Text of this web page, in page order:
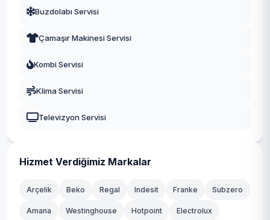
Kağıthane
Kartal
Küçükçekmece
Buzdolabı Servisi
Çamaşır Makinesi Servisi
Kombi Servisi
Klima Servisi
Televizyon Servisi
Hizmet Verdiğimiz Markalar
Arçelik Beko Regal Indesit Franke Subzero
Amana Westinghouse Hotpoint Electrolux